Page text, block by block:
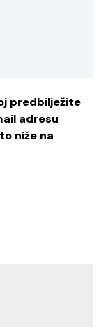
predbilježite
adresu
niže na